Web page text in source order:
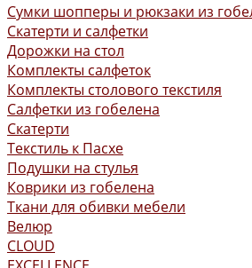
Сумки шопперы и рюкзаки из
Скатерти и салфетки
Дорожки на стол
Комплекты салфеток
Комплекты столового текстиля
Салфетки из гобелена
Скатерти
Текстиль к Пасхе
Подушки на стулья
Коврики из гобелена
Ткани для обивки мебели
Велюр
CLOUD